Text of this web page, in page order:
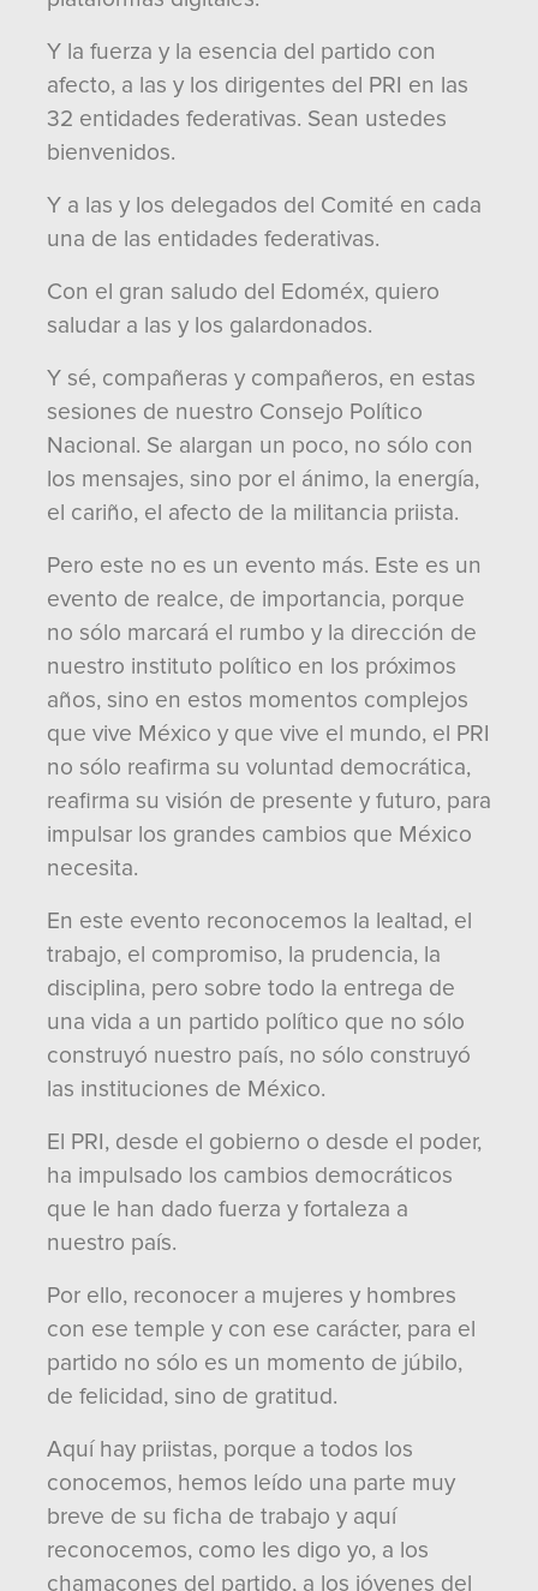
Y la fuerza y la esencia del partido con
afecto, a las y los dirigentes del PRI en las
32 entidades federativas. Sean ustedes
bienvenidos.
Y a las y los delegados del Comité en cada
una de las entidades federativas.
Con el gran saludo del Edoméx, quiero
saludar a las y los galardonados.
Y sé, compañeras y compañeros, en estas
sesiones de nuestro Consejo Político
Nacional. Se alargan un poco, no sólo con
los mensajes, sino por el ánimo, la energía,
el cariño, el afecto de la militancia priista.
Pero este no es un evento más. Este es un
evento de realce, de importancia, porque
no sólo marcará el rumbo y la dirección de
nuestro instituto político en los próximos
años, sino en estos momentos complejos
que vive México y que vive el mundo, el PRI
no sólo reafirma su voluntad democrática,
reafirma su visión de presente y futuro, para
impulsar los grandes cambios que México
necesita.
En este evento reconocemos la lealtad, el
trabajo, el compromiso, la prudencia, la
disciplina, pero sobre todo la entrega de
una vida a un partido político que no sólo
construyó nuestro país, no sólo construyó
las instituciones de México.
El PRI, desde el gobierno o desde el poder,
ha impulsado los cambios democráticos
que le han dado fuerza y fortaleza a
nuestro país.
Por ello, reconocer a mujeres y hombres
con ese temple y con ese carácter, para el
partido no sólo es un momento de júbilo,
de felicidad, sino de gratitud.
Aquí hay priistas, porque a todos los
conocemos, hemos leído una parte muy
breve de su ficha de trabajo y aquí
reconocemos, como les digo yo, a los
chamacones del partido, a los jóvenes del